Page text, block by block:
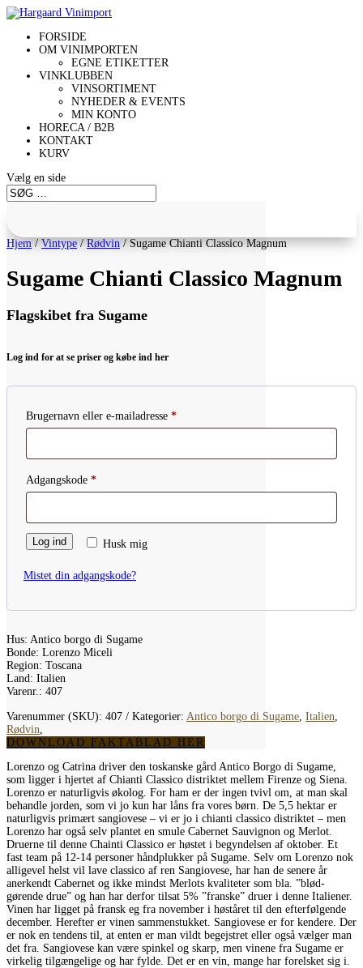
FORSIDE
OM VINIMPORTEN
EGNE ETIKETTER
VINKLUBBEN
VINSORTIMENT
NYHEDER & EVENTS
MIN KONTO
HORECA / B2B
KONTAKT
KURV
Vælg en side
Hjem/Vintype/Rødvin/ Sugame Chianti Classico Magnum
Sugame Chianti Classico Magnum
Flagskibet fra Sugame
Log ind for at se priser og købe ind her
Brugernavn eller e-mailadresse *Påkrævet
Adgangskode *Påkrævet
Husk mig
Log ind
Mistet din adgangskode?
Hus: Antico borgo di Sugame
Bonde: Lorenzo Miceli
Region: Toscana
Land: Italien
Varenr.: 407
Varenummer (SKU): 407 Kategorier: Antico borgo di Sugame Italien
Rødvin
DOWNLOAD FAKTABLAD HER
Lorenzo og Catrina driver den toskanske gård Antico Borgo di Sugame,
som ligger i hjertet af Chianti Classico distriktet mellem Firenze og Siena.
Lorenzo er naturligvis økolog. For ham er der ingen tvivl om, at man skal
behandle jorden, som vi jo kun har låns fra vores børn. De 5,5 hektar er
naturligvis primært sangiovese – vi er jo i chianti classico distriktet – men
Lorenzo har også selv plantet en smule Cabernet Sauvignon og Merlot.
Druerne til denne Chainti Classico er høstet i begyndelsen af oktober. Et
fast team på 12-14 personer håndplukker på Sugame. Selv om Lorenzo nok
alligevel helst vil lave classico af ren Sangiovese, har han de senere år
anerkendt Cabernet og ikke mindst Merlots kvaliteter som bla. ”blød-
gørende drue” og han har derfor tilsat 5% ”franske” druer i denne Italiener.
Vinen har ligget på fransk eg fra november i høståret til den efterfølgende
december. Herefter er vinen sammenstukket. Sangiovese er for kendere. Der
er nok en tendens til, at enten er man vildt begejstret eller også vælger man
det fra. Sangiovese kan være spinkel og skarp, men vinene fra Sugame er
virkelig tilgængelige og har fylde. Det er en vin, mange har forelsket sig i.